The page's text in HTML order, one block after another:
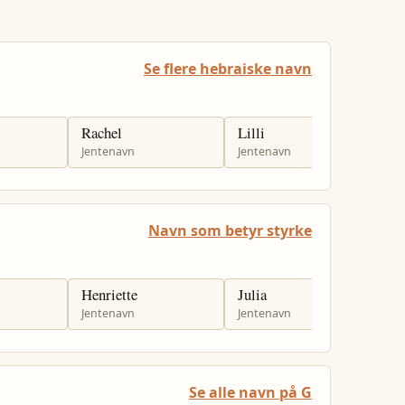
Se flere hebraiske navn
Rachel
Jentenavn
Lilli
Jentenavn
Navn som betyr styrke
Henriette
Jentenavn
Julia
Jentenavn
Se alle navn på G